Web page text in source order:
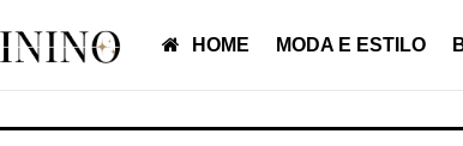
HOME MODA E ESTILO